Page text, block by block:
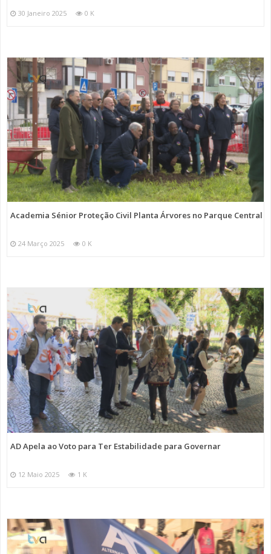
30 Janeiro 2025 0 K
Academia Sénior Proteção Civil Planta Árvores no Parque Central
24 Março 2025 0 K
AD Apela ao Voto para Ter Estabilidade para Governar
12 Maio 2025 1 K